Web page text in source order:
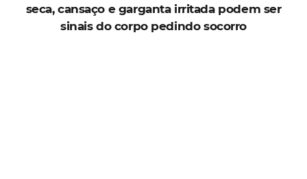
seca, cansaço e garganta irritada podem ser
sinais do corpo pedindo socorro